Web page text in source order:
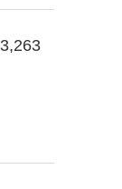
3,263